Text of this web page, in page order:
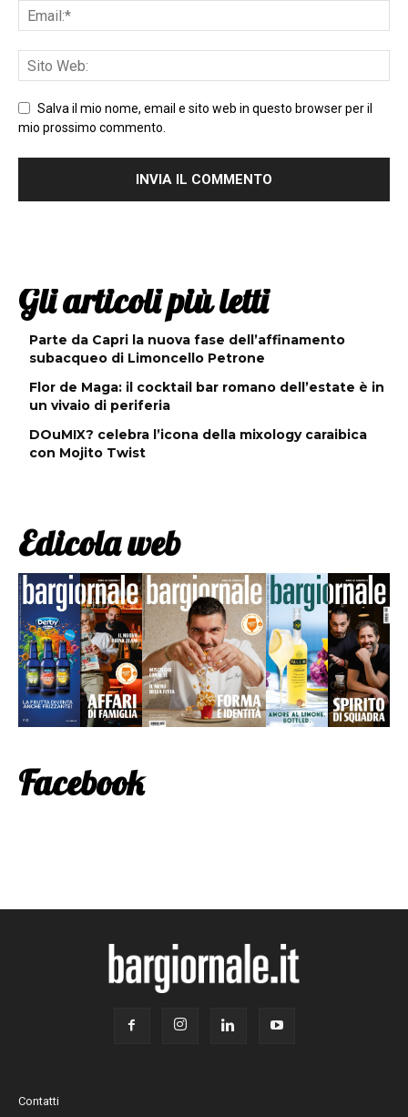
Salva il mio nome, email e sito web in questo browser per il
mio prossimo commento.
Gli articoli più letti
Parte da Capri la nuova fase dell’affinamento
subacqueo di Limoncello Petrone
Flor de Maga: il cocktail bar romano dell’estate è in
un vivaio di periferia
DOuMIX? celebra l’icona della mixology caraibica
con Mojito Twist
Edicola web
Facebook
Contatti